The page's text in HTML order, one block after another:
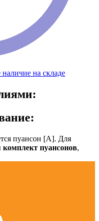
на складе
пуансон [А]. Для
комплект пуансонов,